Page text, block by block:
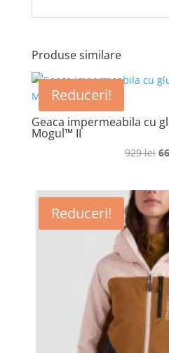
Produse similare
Reduceri!
Geaca impermeabila cu
Mogul™ II
929lei
Reduceri!